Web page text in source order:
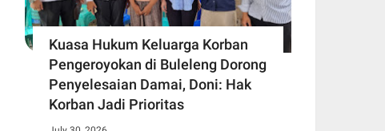
Kuasa Hukum Keluarga Korban
Pengeroyokan di Buleleng Dorong
Penyelesaian Damai, Doni: Hak
Korban Jadi Prioritas